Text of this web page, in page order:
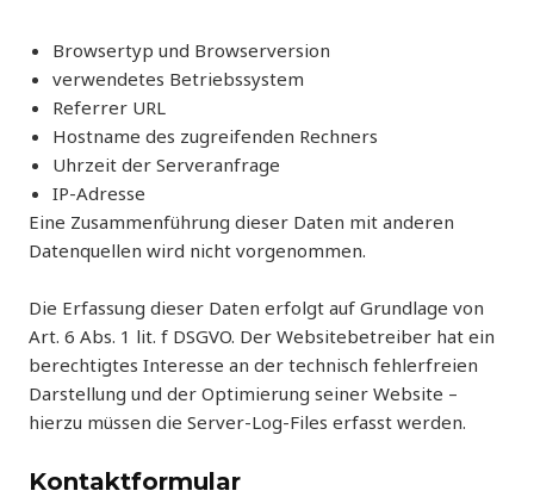
Browsertyp und Browserversion
verwendetes Betriebssystem
Referrer URL
Hostname des zugreifenden Rechners
Uhrzeit der Serveranfrage
IP-Adresse
Eine Zusammenführung dieser Daten mit anderen
Datenquellen wird nicht vorgenommen.
Die Erfassung dieser Daten erfolgt auf Grundlage von
Art. 6 Abs. 1 lit. f DSGVO. Der Websitebetreiber hat ein
berechtigtes Interesse an der technisch fehlerfreien
Darstellung und der Optimierung seiner Website –
hierzu müssen die Server-Log-Files erfasst werden.
Kontaktformular